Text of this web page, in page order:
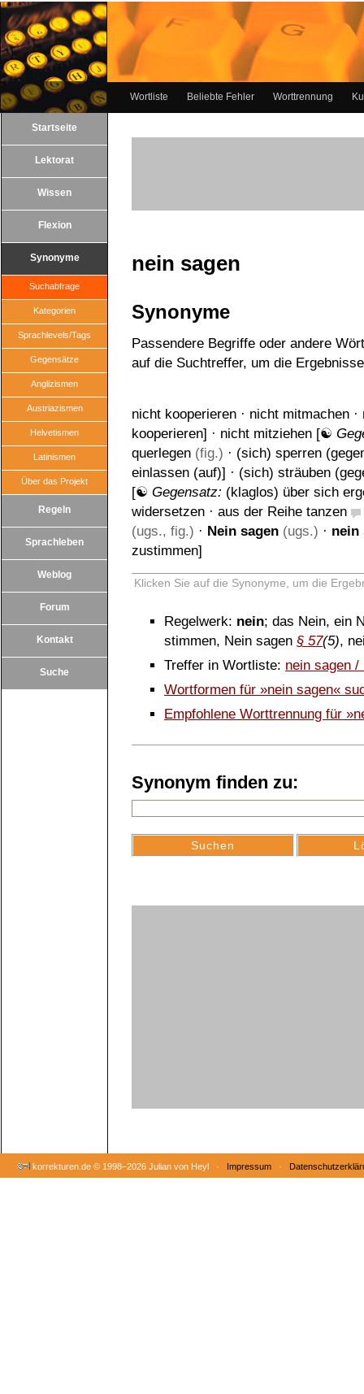
Wortliste Beliebte Fehler Worttrennung
Startseite
Lektorat
Wissen
Flexion
Synonyme
Suchabfrage
Kategorien
Sprachlevels/Tags
Gegensätze
Anglizismen
Austriazismen
Helvetismen
Latinismen
Über das Projekt
Regeln
Sprachleben
Weblog
Forum
Kontakt
Suche
nein sagen
Synonyme
Passendere Begriffe oder andere
auf die Suchtreffer, um die
nicht kooperieren · nicht mitmachen ·
kooperieren] · nicht mitziehen [☯
querlegen (fig.) · (sich) sperren
einlassen (auf)] · (sich) sträuben
[☯ Gegensatz: (klaglos) über sich
widersetzen · aus der Reihe tanzen
(ugs., fig.) · Nein sagen (ugs.) · nein
zustimmen]
Klicken Sie auf die Synonyme, um die
Regelwerk: nein; das Nein, ein
stimmen, Nein sagen § 57(5),
Treffer in Wortliste: nein sagen /
Wortformen für »nein sagen«
Empfohlene Worttrennung für
Synonym finden zu:
korrekturen.de © 1998–2026 Julian von Heyl · Impressum ·